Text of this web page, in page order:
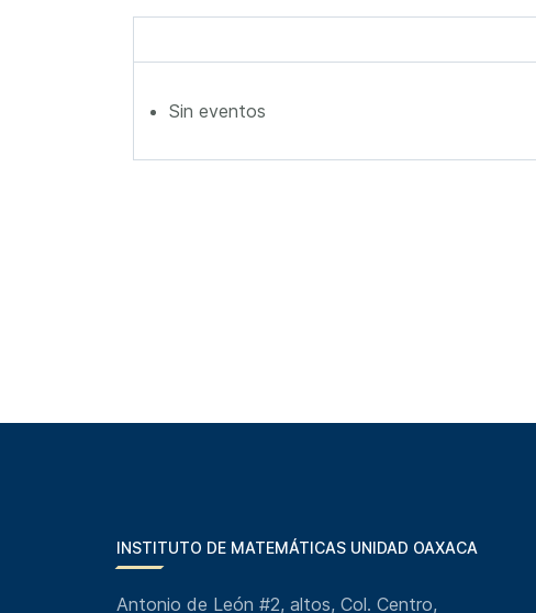
Sin eventos
INSTITUTO DE MATEMÁTICAS UNIDAD OAXACA
Antonio de León #2, altos, Col. Centro,